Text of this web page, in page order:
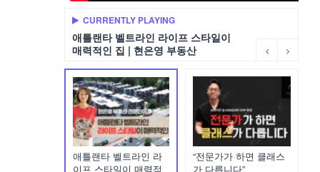
CURRENTLY PLAYING
애틀랜타 벨트라인 라이프 스타일이
매력적인 집 | 현은영 부동산
애틀랜타 벨트라인 라
이프 스타일이 매력적
“전문가가 하면 클래스
가 다릅니다”